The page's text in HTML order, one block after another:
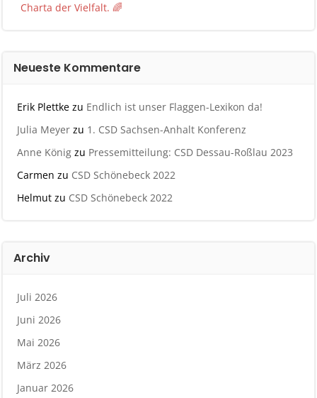
Charta der Vielfalt. 🌈
Neueste Kommentare
Erik Plettke zu Endlich ist unser Flaggen-Lexikon da!
Julia Meyer zu 1. CSD Sachsen-Anhalt Konferenz
Anne König zu Pressemitteilung: CSD Dessau-Roßlau 2023
Carmen zu CSD Schönebeck 2022
Helmut zu CSD Schönebeck 2022
Archiv
Juli 2026
Juni 2026
Mai 2026
März 2026
Januar 2026